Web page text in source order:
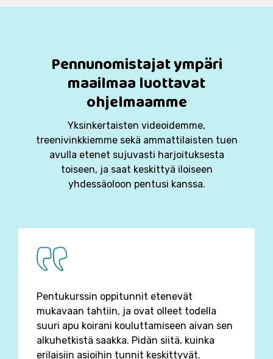
Pennunomistajat ympäri
maailmaa luottavat
ohjelmaamme
Yksinkertaisten videoidemme,
treenivinkkiemme sekä ammattilaisten tuen
avulla etenet sujuvasti harjoituksesta
toiseen, ja saat keskittyä iloiseen
yhdessäoloon pentusi kanssa.
Pentukurssin oppitunnit etenevät
mukavaan tahtiin, ja ovat olleet todella
suuri apu koirani kouluttamiseen aivan sen
alkuhetkistä saakka. Pidän siitä, kuinka
erilaisiin asioihin tunnit keskittyvät.